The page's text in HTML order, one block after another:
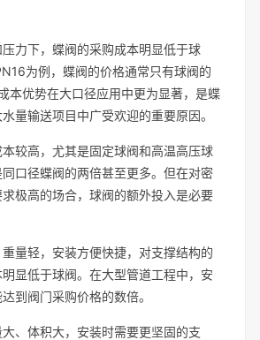
力下，蝶阀的采购成本明显低于球
为例，蝶阀的价格通常只有球阀的
本优势在大口径应用中更为显著，是蝶
量输送项目中广受欢迎的重要原因。
较高，尤其是固定球阀和高温高压球
口径蝶阀的两倍甚至更多。但在对密
极高的场合，球阀的额外投入是必要
量轻，安装方便快捷，对支撑结构的
显低于球阀。在大型管道工程中，安
到阀门采购价格的数倍。
、体积大，安装时需要更坚固的支